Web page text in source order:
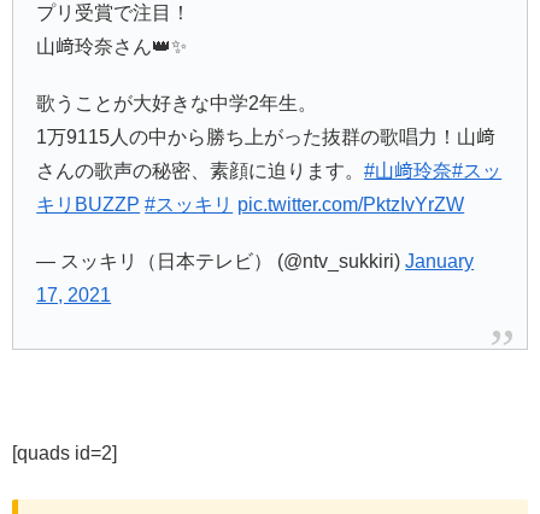
プリ受賞で注目！
山﨑玲奈さん👑✨
歌うことが大好きな中学2年生。
1万9115人の中から勝ち上がった抜群の歌唱力！山﨑
さんの歌声の秘密、素顔に迫ります。#山﨑玲奈#スッ
キリBUZZP #スッキリ pic.twitter.com/PktzIvYrZW
— スッキリ（日本テレビ） (@ntv_sukkiri)January
17, 2021
[quads id=2]